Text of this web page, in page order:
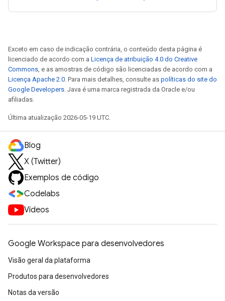
Exceto em caso de indicação contrária, o conteúdo desta página é
licenciado de acordo com a Licença de atribuição 4.0 do Creative
Commons , e as amostras de código são licenciadas de acordo com a
Licença Apache 2.0 . Para mais detalhes, consulte as políticas do site do
Google Developers . Java é uma marca registrada da Oracle e/ou
afiliadas.
Última atualização 2026-05-19 UTC.
Blog
X (Twitter)
Exemplos de código
Codelabs
Vídeos
Google Workspace para desenvolvedores
Visão geral da plataforma
Produtos para desenvolvedores
Notas da versão